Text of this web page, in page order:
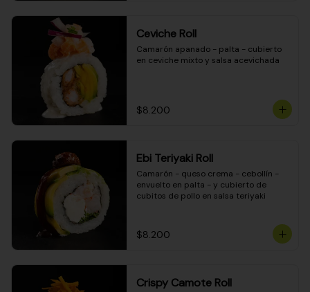
Ceviche Roll
Camarón apanado - palta - cubierto
en ceviche mixto y salsa acevichada
$8.200
Ebi Teriyaki Roll
Camarón - queso crema - cebollín -
envuelto en palta - y cubierto de
cubitos de pollo en salsa teriyaki
$8.200
Crispy Camote Roll